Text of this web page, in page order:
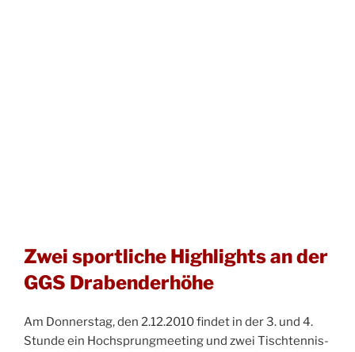
Zwei sportliche Highlights an der
GGS Drabenderhöhe
Am Donnerstag, den 2.12.2010 findet in der 3. und 4.
Stunde ein Hochsprungmeeting und zwei Tischtennis-